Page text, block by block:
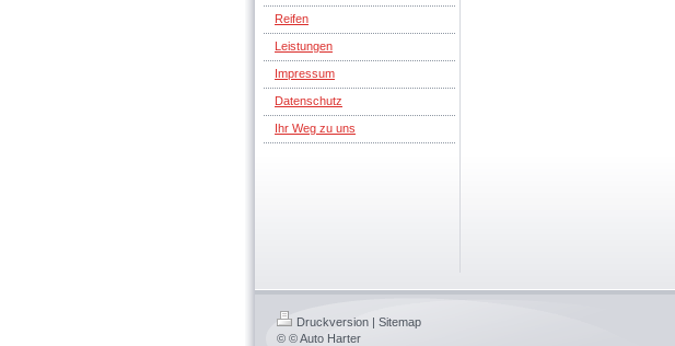
Reifen
Leistungen
Impressum
Datenschutz
Ihr Weg zu uns
Druckversion | Sitemap
© © Auto Harter